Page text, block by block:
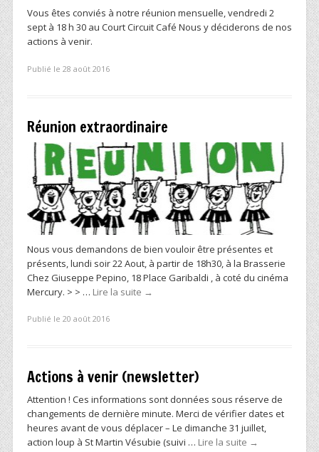
Vous êtes conviés à notre réunion mensuelle, vendredi 2
sept à 18 h 30 au Court Circuit Café Nous y déciderons de nos
actions à venir.
Publié le 28 août 2016
Réunion extraordinaire
Nous vous demandons de bien vouloir être présentes et
présents, lundi soir 22 Aout, à partir de 18h30, à la Brasserie
Chez Giuseppe Pepino, 18 Place Garibaldi , à coté du cinéma
Mercury. > > … Lire la suite →
Publié le 20 août 2016
Actions à venir (newsletter)
Attention ! Ces informations sont données sous réserve de
changements de dernière minute. Merci de vérifier dates et
heures avant de vous déplacer – Le dimanche 31 juillet,
action loup à St Martin Vésubie (suivi … Lire la suite →